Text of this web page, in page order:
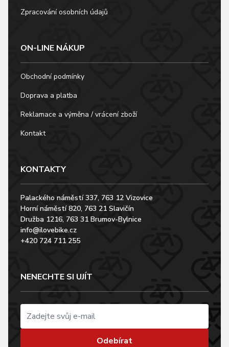
Zpracování osobních údajů
ON-LINE NÁKUP
Obchodní podmínky
Doprava a platba
Reklamace a výměna / vrácení zboží
Kontakt
KONTAKTY
Palackého náměstí 337, 763 12 Vizovice
Horní náměstí 820, 763 21 Slavičín
Družba 1216, 763 31 Brumov-Bylnice
info@ilovebike.cz
+420 724 711 255
NENECHTE SI UJÍT
Odebírat